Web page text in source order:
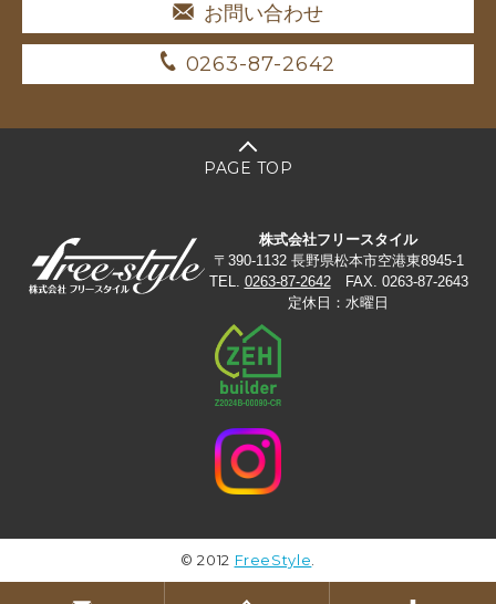
お問い合わせ
0263-87-2642
PAGE TOP
株式会社フリースタイル
〒390-1132 長野県松本市空港東8945-1
TEL. 0263-87-2642FAX. 0263-87-2643
定休日：水曜日
© 2012 FreeStyle.